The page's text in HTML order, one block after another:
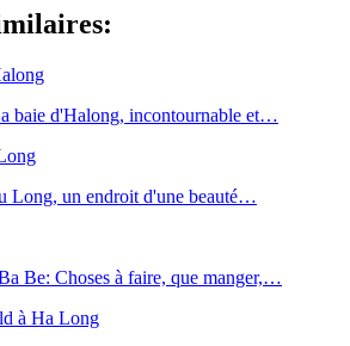
baie d'Halong, incontournable et…
Long, un endroit d'une beauté…
Be: Choses à faire, que manger,…